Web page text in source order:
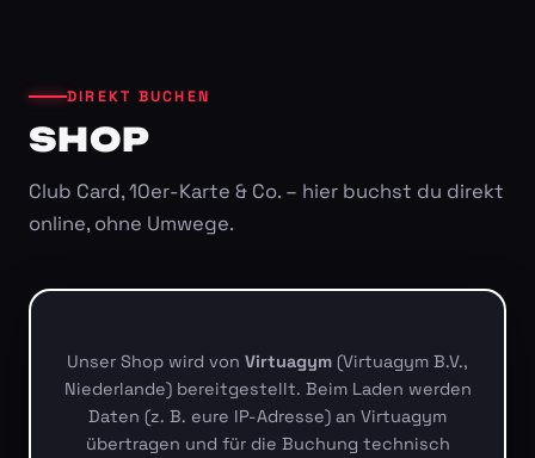
DIREKT BUCHEN
SHOP
Club Card, 10er-Karte & Co. – hier buchst du direkt
online, ohne Umwege.
Unser Shop wird von Virtuagym (Virtuagym B.V.,
Niederlande) bereitgestellt. Beim Laden werden
Daten (z. B. eure IP-Adresse) an Virtuagym
übertragen und für die Buchung technisch